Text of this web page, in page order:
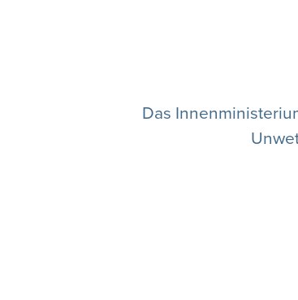
Das